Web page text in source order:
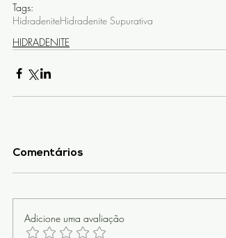
Tags:
HidradeniteHidradenite Supurativa
HIDRADENITE
Comentários
Adicione uma avaliação